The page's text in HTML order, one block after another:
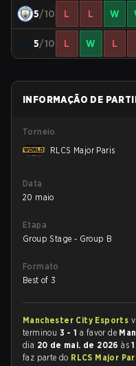
5/10 L L W
5/10 L W L
INFORMAÇÃO DE
Torneio
RLCS Major Paris
Data
20 maio
Etapa
Group Stage - Group B
Formato
Best of 3
Manchester City Esports
terminou 3 - 1 a favor de
dia 20 de mai. de 2026às
faz parte do RLCS Major